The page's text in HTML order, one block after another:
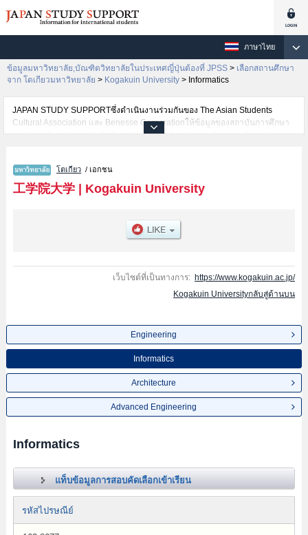
ภาษาไทย
ข้อมูลมหาวิทยาลัย,บัณฑิตวิทยาลัยในประเทศญี่ปุ่นต้องที่ JPSS > เลือกสถานศึกษา
จาก โตเกียวมหาวิทยาลัย > Kogakuin University > Informatics
JAPAN STUDY SUPPORTซึ่งดำเนินงานร่วมกันของ The Asian Students
Cultural Association และ Benesse Corporationให้ข้อมูลของสถาบันการศึกษา
ระดับมหาวิทยาลัย・บัณฑิตวิทยาลัย・วิทยาลัยระดับอนุปริญญา・วิทยาลัย
ชาติเช่นข้อมูลของแต่ละคณะ,ข้อมูลการสอบคัดเลือกเข้าศึกษาเช่นจำนวนคนที่รับ
สมัครหรือจำนวนคนที่ผ่านการสอบคัดเลือกเป็นต้น,แนะนำสถานที่,การเดินทาง
เป็นต้นไว้ด้วยดังนั้นขอเชิญใช้บริการค้นหาข้อมูลตามอัธยาศัย
โตเกียว / เอกชน
工学院大学| Kogakuin University
เว็บไซต์ที่เป็นทางการ: https://www.kogakuin.ac.jp/
Kogakuin Universityกลับสู่ด้านบน
Engineering
Informatics
Architecture
Advanced Engineering
Informatics
แท็บข้อมูลการสอบคัดเลือกเข้าเรียน
รหัสไปรษณีย์